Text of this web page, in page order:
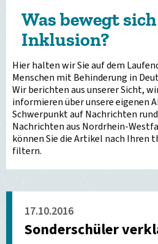
Was bewegt
Inklusion?
Hier halten wir Sie auf dem
Menschen mit Behinderung in
Wir berichten aus unserer Sicht,
informieren über unsere eigenen
Schwerpunkt auf Nachrichten
Nachrichten aus Nordrhein-
können Sie die Artikel nach Ihren
filtern.
17.10.2016
Sonderschüler